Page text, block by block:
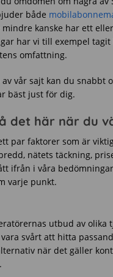
både
mindre kanske har ett
har vi till exempel
omfattning.
vår sajt kan du snabbt
bäst just för dig.
det här när du
par faktorer som är
nätets täckning,
ifrån i våra
varje punkt.
utbud av
svårt att hitta
när det gäller